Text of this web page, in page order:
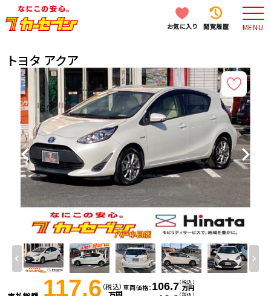
お気に入り 閲覧履歴 MENU
トヨタ アクア
117.6 （税込） 車両価格 106.7（税込）
万円